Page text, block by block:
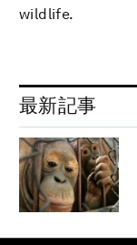
wildlife.
最新記事